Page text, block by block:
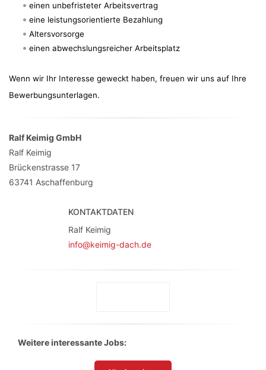
einen unbefristeter Arbeitsvertrag
eine leistungsorientierte Bezahlung
Altersvorsorge
einen abwechslungsreicher Arbeitsplatz
Wenn wir Ihr Interesse geweckt haben, freuen wir uns auf Ihre
Bewerbungsunterlagen.
Ralf Keimig GmbH
Ralf Keimig
Brückenstrasse 17
63741 Aschaffenburg
KONTAKTDATEN
Ralf Keimig
info@keimig-dach.de
Weitere interessante Jobs: